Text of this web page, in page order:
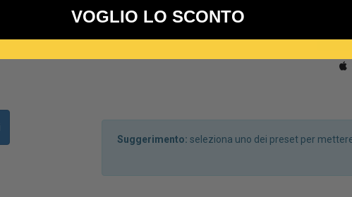
Suggerimento: seleziona uno dei preset per
VOGLIO LO SCONTO